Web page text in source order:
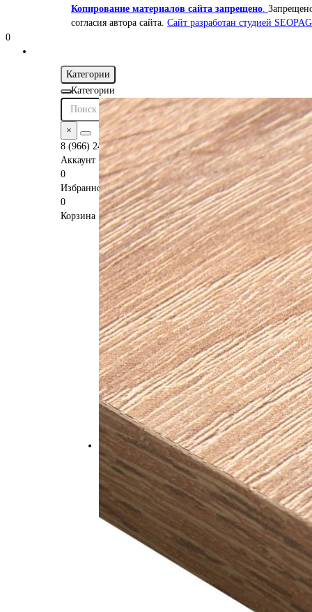
Копирование материалов сайта запрещено.
согласия автора сайта. Сайт разработан студией
0
Категории
Категории
×
8 (966) 240-02-40
Аккаунт
0
Избранное
0
Корзина